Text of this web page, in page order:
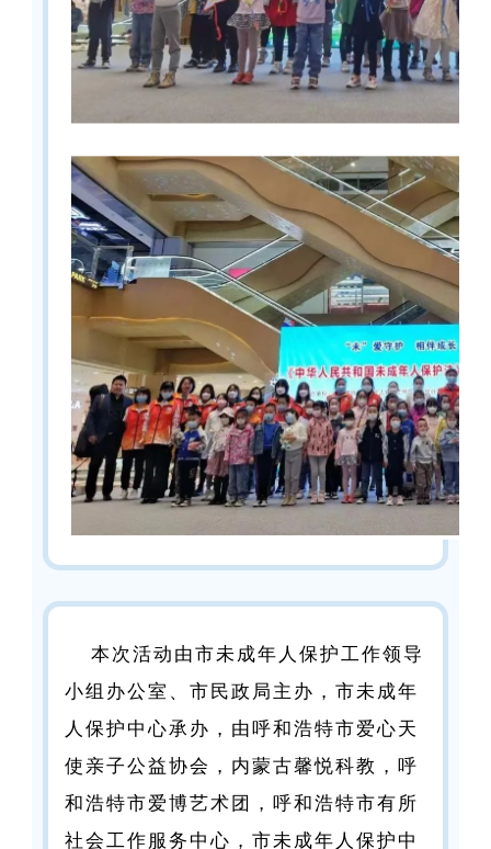
本次活动由市未成年人保护工作领导
小组办公室、市民政局主办，市未成年
人保护中心承办，由呼和浩特市爱心天
使亲子公益协会，内蒙古馨悦科教，呼
和浩特市爱博艺术团，呼和浩特市有所
社会工作服务中心，市未成年人保护中